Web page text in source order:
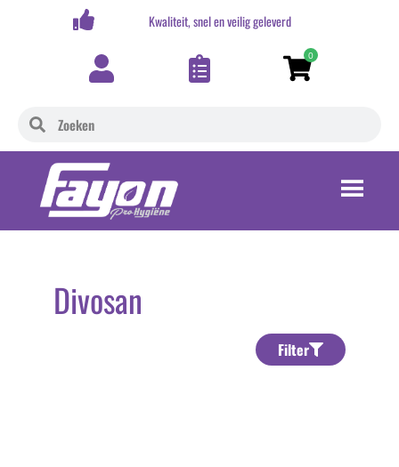
Kwaliteit, snel en veilig geleverd
0
Divosan
Filter